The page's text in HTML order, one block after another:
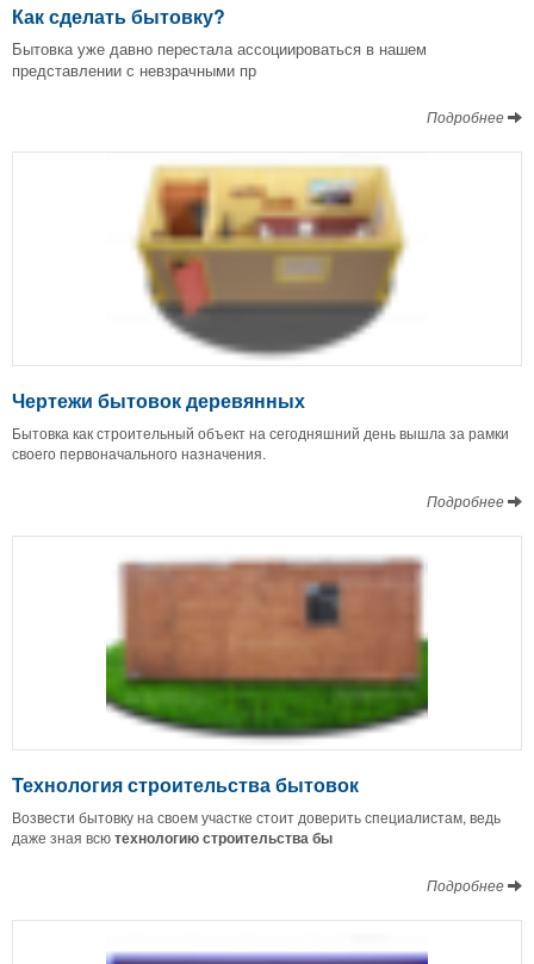
Как сделать бытовку?
Бытовка уже давно перестала ассоциироваться в нашем
представлении с невзрачными пр
Подробнее
Чертежи бытовок деревянных
Бытовка как строительный объект на сегодняшний день вышла за рамки
своего первоначального назначения.
Подробнее
Технология строительства бытовок
Возвести бытовку на своем участке стоит доверить специалистам, ведь
даже зная всютехнологию строительства бы
Подробнее